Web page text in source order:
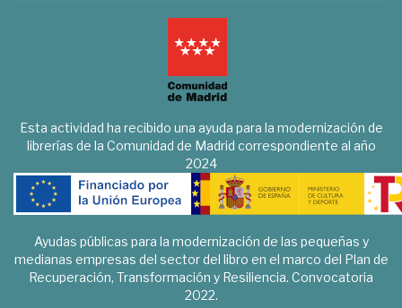
Esta actividad ha recibido una ayuda para la modernización de
librerías de la Comunidad de Madrid correspondiente al año
2024
Ayudas públicas para la modernización de las pequeñas y
medianas empresas del sector del libro en el marco del Plan de
Recuperación, Transformación y Resiliencia. Convocatoria
2022.